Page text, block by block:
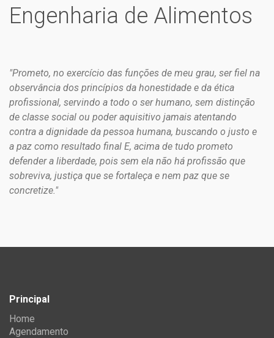
Engenharia de Alimentos
"Prometo, no exercício das funções de meu grau, ser fiel na
observância dos princípios da honestidade e da ética
profissional, servindo a todo o ser humano, sem distinção
de classe social ou poder aquisitivo jamais atentando
contra a dignidade da pessoa humana, buscando o justo e
a paz como resultado final E, acima de tudo prometo
defender a liberdade, pois sem ela não há profissão que
sobreviva, justiça que se fortaleça e nem paz que se
concretize."
Principal
Home
Agendamento